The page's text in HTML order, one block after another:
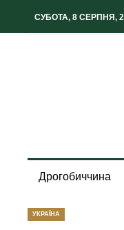
СУБОТА, 8 СЕРПНЯ,
Дрогобиччина
УКРАЇНА